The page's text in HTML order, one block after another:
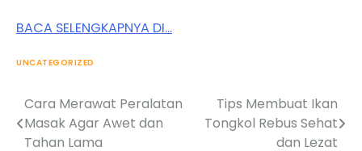
BACA SELENGKAPNYA DI…
UNCATEGORIZED
Post
navigation
Cara Merawat Peralatan
Masak Agar Awet dan
Tahan Lama
Tips Membuat Ikan
Tongkol Rebus Sehat
dan Lezat